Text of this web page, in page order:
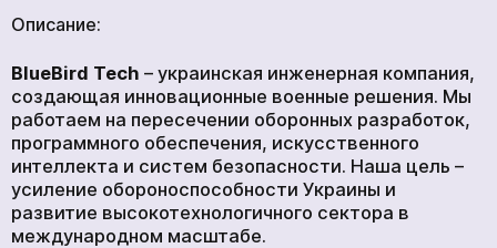
КОМПАНИИ
ВАКАНСИИ
МЕРЧ
КОМПАНИИ
О НАС
КОНТАКТЫ
Описание:
BlueBird Tech – украинская инженерная компания,
создающая инновационные военные решения. Мы
работаем на пересечении оборонных разработок,
программного обеспечения, искусственного
интеллекта и систем безопасности. Наша цель –
усиление обороноспособности Украины и
развитие высокотехнологичного сектора в
международном масштабе.